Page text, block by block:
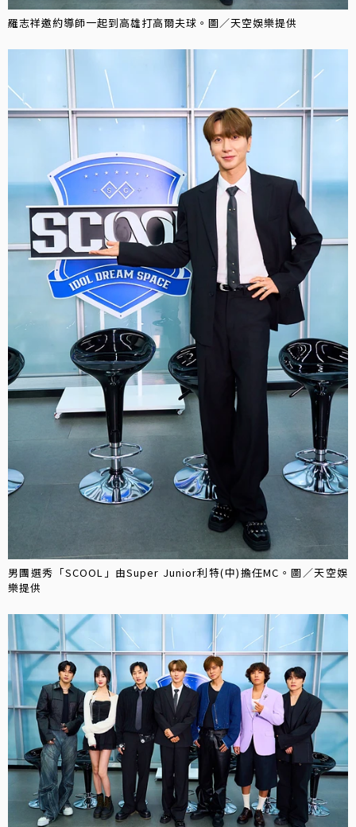
羅志祥邀約導師一起到高雄打高爾夫球。圖／天空娛樂提供
男團選秀「SCOOL」由Super Junior利特(中)擔任MC。圖／天空娛
樂提供